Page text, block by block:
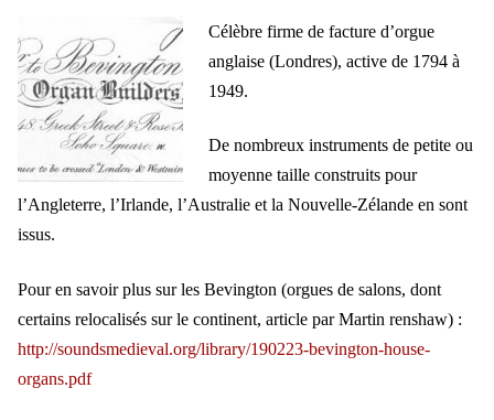
Célèbre firme de facture d’orgue
anglaise (Londres), active de 1794 à
1949.
De nombreux instruments de petite ou
moyenne taille construits pour
l’Angleterre, l’Irlande, l’Australie et la Nouvelle-Zélande en sont
issus.
Pour en savoir plus sur les Bevington (orgues de salons, dont
certains relocalisés sur le continent, article par Martin renshaw) :
http://soundsmedieval.org/library/190223-bevington-house-
organs.pdf